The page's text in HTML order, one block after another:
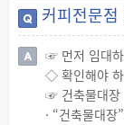
◇ 교통요인
☞ 역세권 주위
성한 지역인
◇ 경쟁점의 강
☞ 후보 입지에
커피전문
☞ 먼저 임대하
◇ 확인해야
☞ 건축물대장
· “건축물대